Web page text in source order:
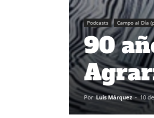
Podcasts Campo al Día
90
Por Luis Márquez - 10